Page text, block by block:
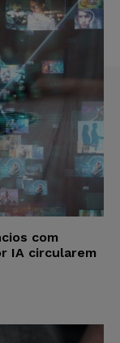
com
IA circularem